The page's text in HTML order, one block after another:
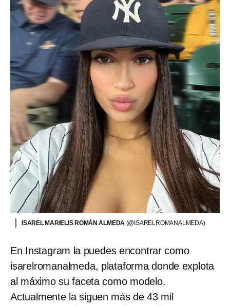
ISAREL MARIELIS ROMÁN ALMEDA (@ISARELROMANALMEDA)
En Instagram la puedes encontrar como
isarelromanalmeda, plataforma donde explota
al máximo su faceta como modelo.
Actualmente la siguen más de 43 mil